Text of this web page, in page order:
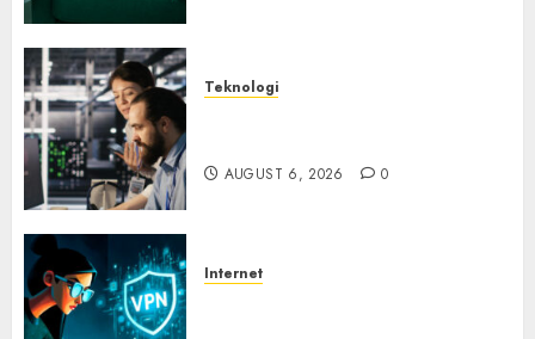
Teknologi
AUGUST 6, 2026 0
Internet